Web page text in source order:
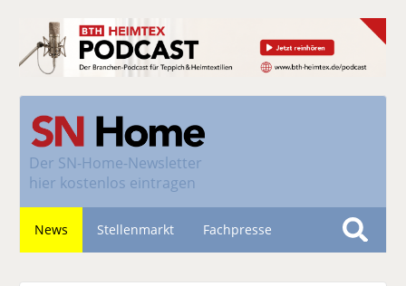
Der SN-Home-Newsletter
hier kostenlos eintragen
News Stellenmarkt Fachpresse
S